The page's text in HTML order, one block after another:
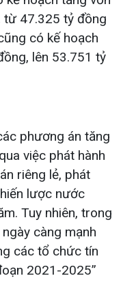
từ 47.325 tỷ đồng
có kế hoạch
lên 53.751 tỷ
phương án tăng
việc phát hành
riêng lẻ, phát
lược nước
Tuy nhiên, trong
càng mạnh
các tổ chức tín
2021-2025”